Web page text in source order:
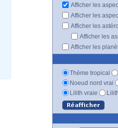
Afficher les
Afficher les
Afficher les
Afficher les
Afficher les
Thème tropical
Noeud nord vrai
Lilith vraie